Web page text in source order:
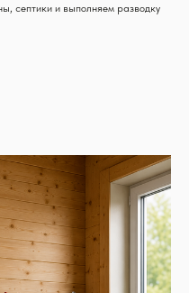
септики и выполняем разводку